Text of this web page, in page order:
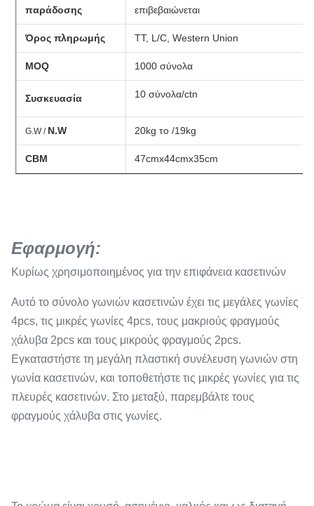
παράδοσης
επιβεβαιώνεται
Όρος πληρωμής TT, L/C, Western Union
MOQ 1000 σύνολα
Συσκευασία 10 σύνολα/ctn
G.W / N.W 20kg το /19kg
CBM 47cmx44cmx35cm
Εφαρμογή:
Κυρίως χρησιμοποιημένος για την επιφάνεια κασετινών
Αυτό το σύνολο γωνιών κασετινών έχει τις μεγάλες γωνίες
4pcs, τις μικρές γωνίες 4pcs, τους μακριούς φραγμούς
χάλυβα 2pcs και τους μικρούς φραγμούς 2pcs.
Εγκαταστήστε τη μεγάλη πλαστική συνέλευση γωνιών στη
γωνία κασετινών, και τοποθετήστε τις μικρές γωνίες για τις
πλευρές κασετινών. Στο μεταξύ, παρεμβάλτε τους
φραγμούς χάλυβα στις γωνίες.